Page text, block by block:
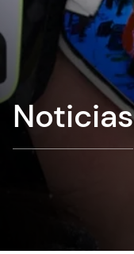
Noticias